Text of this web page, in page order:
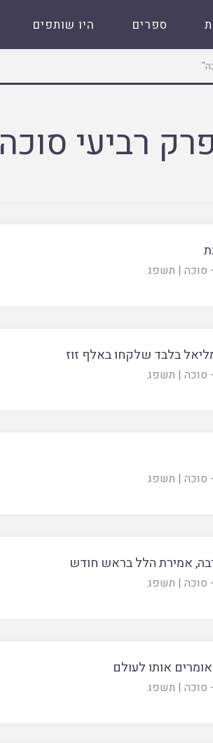
ספרים היו שותפים
רביעי סוכה
סוכה | תשפג
בלבד שלקחו באלף זוז
סוכה | תשפג
סוכה | תשפג
אמירת הלל בראש חודש
סוכה | תשפג
אותו לעולם
סוכה | תשפג